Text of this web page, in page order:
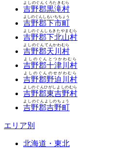
吉野郡黒滝村
よしのぐんくろたきむら
吉野郡下市町
よしのぐんしもいちちょう
吉野郡下北山村
よしのぐんしもきたやまむら
吉野郡天川村
よしのぐんてんかわむら
吉野郡十津川村
よしのぐんとつかわむら
吉野郡野迫川村
よしのぐんのせがわむら
吉野郡東吉野村
よしのぐんひがしよしのむら
吉野郡吉野町
よしのぐんよしのちょう
エリア別
北海道・東北